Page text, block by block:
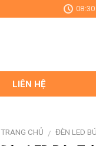
LIÊN HỆ
TRANG CHỦ / ĐÈN LED